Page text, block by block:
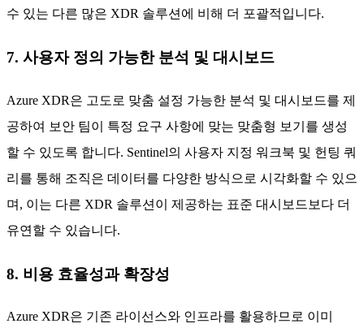
수 있는 다른 많은 XDR 솔루션에 비해 더 포괄적입니다.
7. 사용자 정의 가능한 분석 및 대시보드
Azure XDR은 고도로 맞춤 설정 가능한 분석 및 대시보드를 제
공하여 보안 팀이 특정 요구 사항에 맞는 맞춤형 보기를 생성
할 수 있도록 합니다. Sentinel의 사용자 지정 워크북 및 헌팅 쿼
리를 통해 조직은 데이터를 다양한 방식으로 시각화할 수 있으
며, 이는 다른 XDR 솔루션이 제공하는 표준 대시보드보다 더
유연할 수 있습니다.
8. 비용 효율성과 확장성
Azure XDR은 기존 라이선스와 인프라를 활용하므로 이미